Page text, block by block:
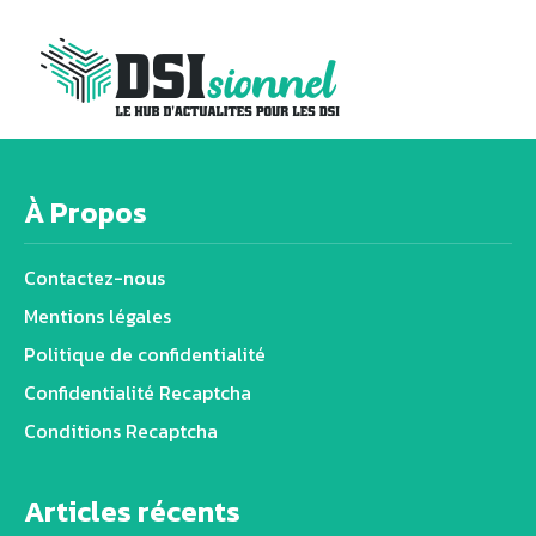
À Propos
Contactez-nous
Mentions légales
Politique de confidentialité
Confidentialité Recaptcha
Conditions Recaptcha
Articles récents